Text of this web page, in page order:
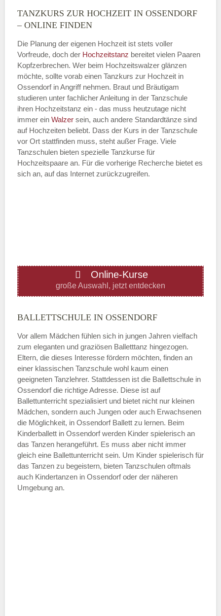
Montag
—
ÖFFNUNGSZEITEN HINZUFÜGEN
Dienstag
—
ÖFFNUNGSZEITEN HINZUFÜGEN
Donnerstag
—
ÖFFNUNGSZEITEN HINZUFÜGEN
Freitag
—
ÖFFNUNGSZEITEN HINZUFÜGEN
Samstag
TANZKURS ZUR HOCHZEIT IN OSSENDORF
– ONLINE FINDEN
Die Planung der eigenen Hochzeit ist stets voller
Vorfreude, doch der Hochzeitstanz bereitet vielen Paaren
Kopfzerbrechen. Wer beim Hochzeitswalzer glänzen
möchte, sollte vorab einen Tanzkurs zur Hochzeit in
Ossendorf in Angriff nehmen. Braut und Bräutigam
studieren unter fachlicher Anleitung in der Tanzschule
ihren Hochzeitstanz ein - das muss heutzutage nicht
immer ein Walzer sein, auch andere Standardtänze sind
auf Hochzeiten beliebt. Dass der Kurs in der Tanzschule
vor Ort stattfinden muss, steht außer Frage. Viele
Tanzschulen bieten spezielle Tanzkurse für
Hochzeitspaare an. Für die vorherige Recherche bietet es
sich an, auf das Internet zurückzugreifen.
Online-Kurse
große Auswahl, jetzt entdecken
BALLETTSCHULE IN OSSENDORF
Vor allem Mädchen fühlen sich in jungen Jahren vielfach
zum eleganten und graziösen Balletttanz hingezogen.
Eltern, die dieses Interesse fördern möchten, finden an
einer klassischen Tanzschule wohl kaum einen
geeigneten Tanzlehrer. Stattdessen ist die Ballettschule in
Ossendorf die richtige Adresse. Diese ist auf
Ballettunterricht spezialisiert und bietet nicht nur kleinen
Mädchen, sondern auch Jungen oder auch Erwachsenen
die Möglichkeit, in Ossendorf Ballett zu lernen. Beim
Kinderballett in Ossendorf werden Kinder spielerisch an
das Tanzen herangeführt. Es muss aber nicht immer
gleich eine Ballettunterricht sein. Um Kinder spielerisch für
das Tanzen zu begeistern, bieten Tanzschulen oftmals
auch Kindertanzen in Ossendorf oder der näheren
Umgebung an.